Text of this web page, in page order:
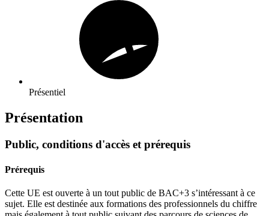
Présentiel
Présentation
Public, conditions d'accès et prérequis
Prérequis
Cette UE est ouverte à un tout public de BAC+3 s’intéressant à ce
sujet. Elle est destinée aux formations des professionnels du chiffre